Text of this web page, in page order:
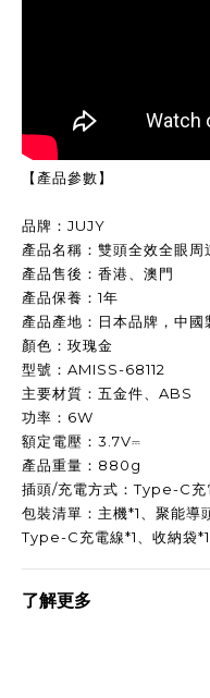
【產品參數】
品牌：JUJY
產品名稱：雙頭全效全眼
產品售後：香港、澳門
產品保養：1年
產品產地：日本品牌，中國
顏色：玫瑰金
型號：AMISS-68112
主要材質：五金件、ABS
功率：6W
額定電壓：3.7V⎓
產品重量：880g
插頭/充電方式：Type-C充
包裝清單：主機*1、聚能導
Type-C充電線*1、收納袋
了解更多